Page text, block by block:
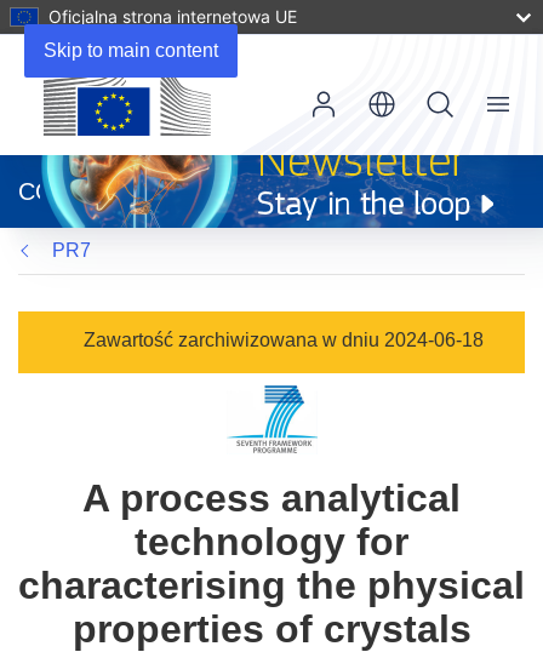
Skip to main content
Oficjalna strona internetowa UE
otworzy
się
w
nowym
oknie)
CORDIS
Menu
PR7
Zawartość zarchiwizowana w dniu 2024-06-18
A process analytical
technology for
characterising the physical
properties of crystals